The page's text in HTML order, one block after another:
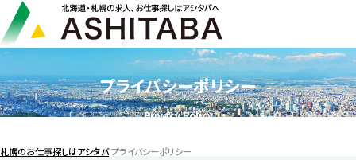
プライバシーポリシー
Privacy Policy
札幌のお仕事探しはアシタバプライバシーポリシー